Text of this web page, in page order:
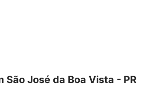
José da Boa Vista - PR